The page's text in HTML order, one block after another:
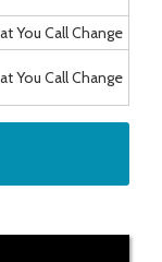
You Call Change
You Call Change